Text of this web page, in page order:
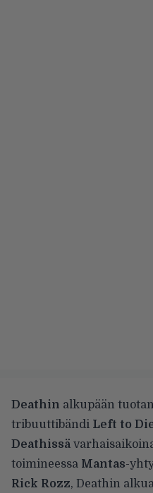
Deathin alkupään
tribuuttibändi Left to
Deathissä
toimineessa Mantas-
Rick Rozz, Deathin